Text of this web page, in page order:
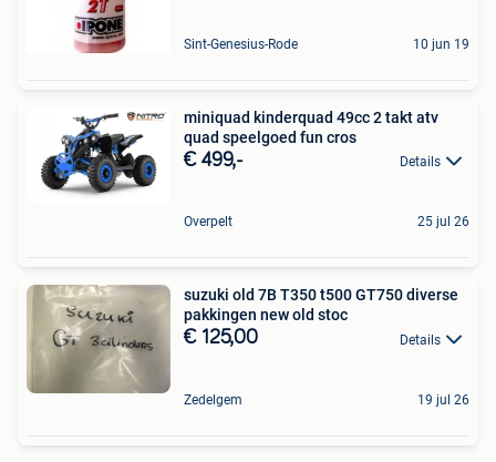
Sint-Genesius-Rode 10 jun 19
miniquad kinderquad 49cc 2 takt atv
quad speelgoed fun cros
€ 499,- Details
Overpelt 25 jul 26
suzuki old 7B T350 t500 GT750 diverse
pakkingen new old stoc
€ 125,00 Details
Zedelgem 19 jul 26